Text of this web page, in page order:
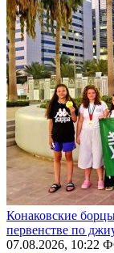
Конаковские
первенстве по
07.08.2026, 10:22